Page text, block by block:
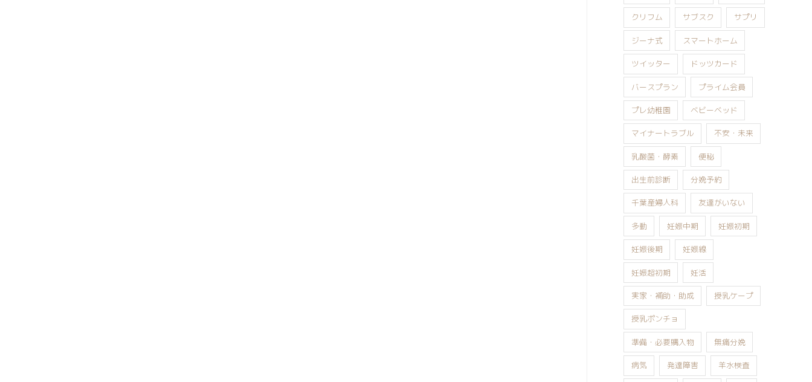
クリフム サブスク サプリ
ジーナ式 スマートホーム
ツイッター ドッツカード
バースプラン プライム会員
プレ幼稚園 ベビーベッド
マイナートラブル 不安・未来
乳酸菌・酵素 便秘
出生前診断 分娩予約
千葉産婦人科 友達がいない
多動 妊娠中期 妊娠初期
妊娠後期 妊娠線
妊娠超初期 妊活
実家・補助・助成 授乳ケープ
授乳ポンチョ
準備・必要購入物 無痛分娩
病気 発達障害 羊水検査